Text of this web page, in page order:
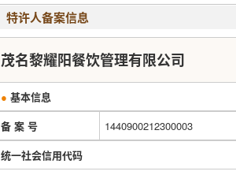
特许人备案信息
茂名黎耀阳餐饮管理有限公司
● 基本信息
备 案 号
1440900212300003
统一社会信用代码